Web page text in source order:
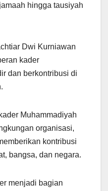
hingga tausiyah
Dwi Kurniawan
kader
dan berkontribusi di
Muhammadiyah
organisasi,
kontribusi
bangsa, dan negara.
menjadi bagian